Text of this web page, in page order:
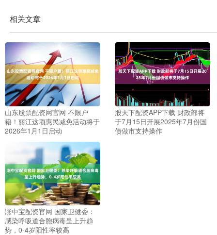
相关文章
山东股票配资网官网 不限户
籍！丽江这项惠民减免活动将于
2026年1月1日启动
股天下配资APP下载 财政部将
于7月15日开展2025年7月份国
债做市支持操作
涨中宝配资官网 国家卫健委：
感染呼吸道合胞病毒呈上升趋
势，0-4岁阳性率较高